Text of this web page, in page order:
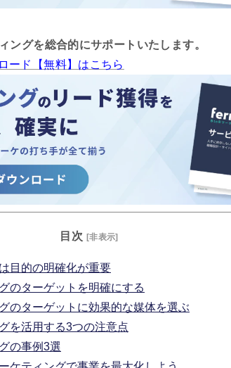
グを総合的にサポートいたします。
ード【無料】はこちら
目次 [非表示]
目的の明確化が重要
のターゲットを明確にする
のターゲットに効果的な媒体を選ぶ
を活用する3つの注意点
の事例3選